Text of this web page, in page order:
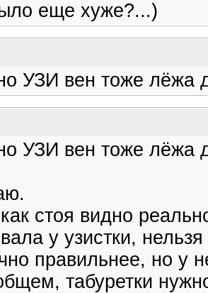
еще хуже?...)
УЗИ вен тоже лёжа
УЗИ вен тоже лёжа
стоя видно
у узистки,
правильнее, но у
табуретки